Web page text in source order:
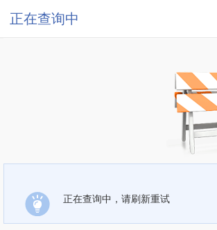
正在查询中
正在查询中，请刷新重试